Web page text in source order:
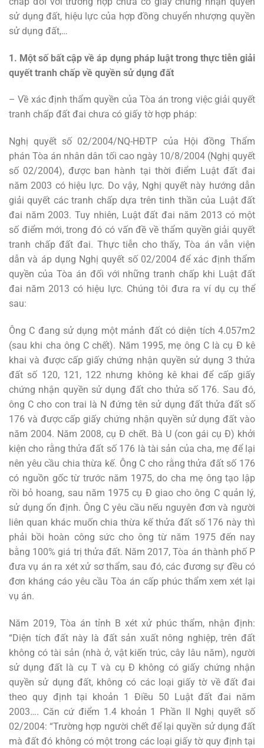
sử dụng đất, hiệu lực của hợp đồng chuyển nhượng quyền
sử dụng đất,…
1. Một số bất cập về áp dụng pháp luật trong thực tiễn giải
quyết tranh chấp về quyền sử dụng đất
– Về xác định thẩm quyền của Tòa án trong việc giải quyết
tranh chấp đất đai chưa có giấy tờ hợp pháp:
Nghị quyết số 02/2004/NQ-HĐTP của Hội đồng Thẩm
phán Tòa án nhân dân tối cao ngày 10/8/2004 (Nghị quyết
số 02/2004), được ban hành tại thời điểm Luật đất đai
năm 2003 có hiệu lực. Do vậy, Nghị quyết này hướng dẫn
giải quyết các tranh chấp dựa trên tinh thần của Luật đất
đai năm 2003. Tuy nhiên, Luật đất đai năm 2013 có một
số điểm mới, trong đó có vấn đề về thẩm quyền giải quyết
tranh chấp đất đai. Thực tiễn cho thấy, Tòa án vẫn viện
dẫn và áp dụng Nghị quyết số 02/2004 để xác định thẩm
quyền của Tòa án đối với những tranh chấp khi Luật đất
đai năm 2013 có hiệu lực. Chúng tôi đưa ra ví dụ cụ thể
sau:
Ông C đang sử dụng một mảnh đất có diện tích 4.057m2
(sau khi cha ông C chết). Năm 1995, mẹ ông C là cụ Đ kê
khai và được cấp giấy chứng nhận quyền sử dụng 3 thửa
đất số 120, 121, 122 nhưng không kê khai để cấp giấy
chứng nhận quyền sử dụng đất cho thửa số 176. Sau đó,
ông C cho con trai là N đứng tên sử dụng đất thửa đất số
176 và được cấp giấy chứng nhận quyền sử dụng đất vào
năm 2004. Năm 2008, cụ Đ chết. Bà U (con gái cụ Đ) khởi
kiện cho rằng thửa đất số 176 là tài sản của cha, mẹ để lại
nên yêu cầu chia thừa kế. Ông C cho rằng thửa đất số 176
có nguồn gốc từ trước năm 1975, do cha mẹ ông tạo lập
rồi bỏ hoang, sau năm 1975 cụ Đ giao cho ông C quản lý,
sử dụng ổn định. Ông C yêu cầu nếu nguyên đơn và người
liên quan khác muốn chia thừa kế thửa đất số 176 này thì
phải bồi hoàn công sức cho ông từ năm 1975 đến nay
bằng 100% giá trị thửa đất. Năm 2017, Tòa án thành phố P
đưa vụ án ra xét xử sơ thẩm, sau đó, các đương sự đều có
đơn kháng cáo yêu cầu Tòa án cấp phúc thẩm xem xét lại
vụ án.
Năm 2019, Tòa án tỉnh B xét xử phúc thẩm, nhận định:
“Diện tích đất này là đất sản xuất nông nghiệp, trên đất
không có tài sản (nhà ở, vật kiến trúc, cây lâu năm), người
sử dụng đất là cụ T và cụ Đ không có giấy chứng nhận
quyền sử dụng đất, không có các loại giấy tờ về đất đai
theo quy định tại khoản 1 Điều 50 Luật đất đai năm
2003…. Căn cứ điểm 1.4 khoản 1 Phần II Nghị quyết số
02/2004: “Trường hợp người chết để lại quyền sử dụng đất
mà đất đó không có một trong các loại giấy tờ quy định tại